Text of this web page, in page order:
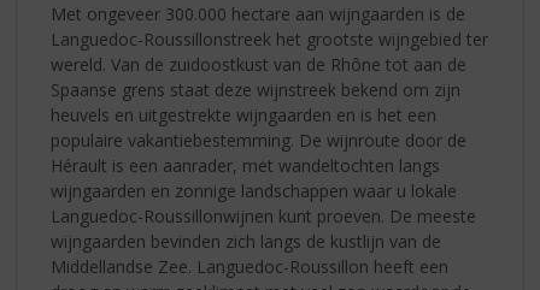
Met ongeveer 300.000 hectare aan wijngaarden is de
Languedoc-Roussillonstreek het grootste wijngebied ter
wereld. Van de zuidoostkust van de Rhône tot aan de
Spaanse grens staat deze wijnstreek bekend om zijn
heuvels en uitgestrekte wijngaarden en is het een
populaire vakantiebestemming. De wijnroute door de
Hérault is een aanrader, met wandeltochten langs
wijngaarden en zonnige landschappen waar u lokale
Languedoc-Roussillonwijnen kunt proeven. De meeste
wijngaarden bevinden zich langs de kustlijn van de
Middellandse Zee. Languedoc-Roussillon heeft een